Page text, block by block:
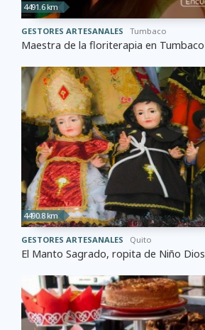
4491.6 km
GESTORES ARTESANALES Tumbaco
Maestra de la floriterapia en Tumbaco
4490.8 km
GESTORES ARTESANALES Quito
El Manto Sagrado, ropita de Niño Dios